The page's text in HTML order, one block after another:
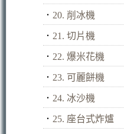
． 20. 削冰機
． 21. 切片機
． 22. 爆米花機
． 23. 可麗餅機
． 24. 冰沙機
． 25. 座台式炸爐